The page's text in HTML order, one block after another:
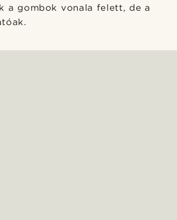
a gombok vonala felett, de a